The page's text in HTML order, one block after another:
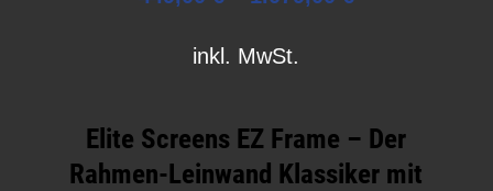
inkl. MwSt.
Elite Screens EZ Frame – Der
Rahmen-Leinwand Klassiker mit